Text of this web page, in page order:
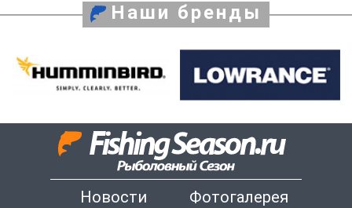
Наши бренды
Новости
Фотогалерея